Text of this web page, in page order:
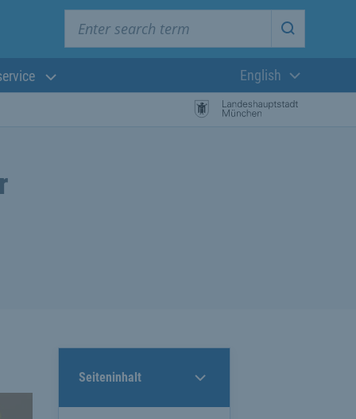
Start
Current
English
Seiteninhalt